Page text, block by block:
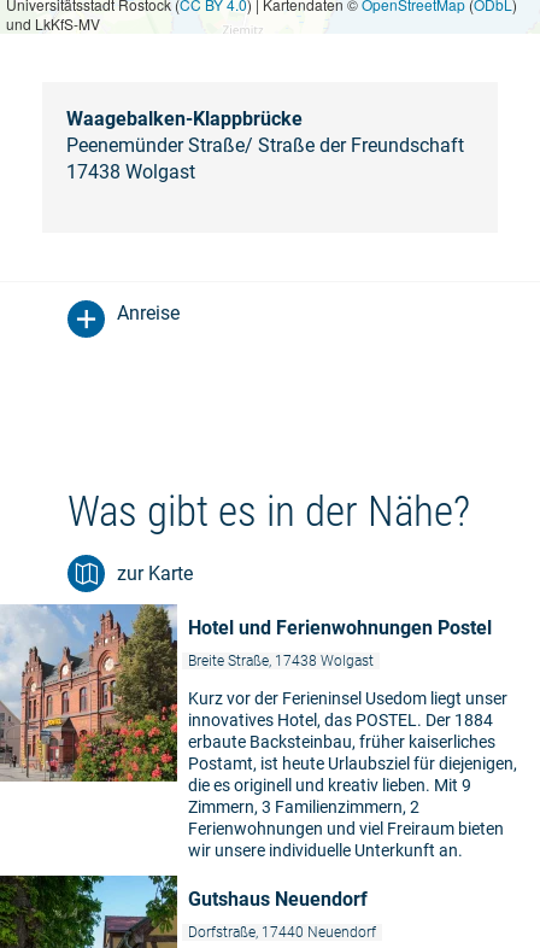
und LkKfS-MV
Waagebalken-Klappbrücke
Peenemünder Straße/ Straße der Freundschaft
17438 Wolgast
Anreise
Was gibt es in der Nähe?
zur Karte
Hotel und Ferienwohnungen Postel
Breite Straße, 17438 Wolgast
Kurz vor der Ferieninsel Usedom liegt unser
innovatives Hotel, das POSTEL. Der 1884
erbaute Backsteinbau, früher kaiserliches
Postamt, ist heute Urlaubsziel für diejenigen,
die es originell und kreativ lieben. Mit 9
Zimmern, 3 Familienzimmern, 2
Ferienwohnungen und viel Freiraum bieten
wir unsere individuelle Unterkunft an.
Gutshaus Neuendorf
Dorfstraße, 17440 Neuendorf